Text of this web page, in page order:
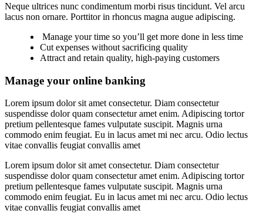
Neque ultrices nunc condimentum morbi risus tincidunt. Vel arcu
lacus non ornare. Porttitor in rhoncus magna augue adipiscing.
Manage your time so you’ll get more done in less time
Cut expenses without sacrificing quality
Attract and retain quality, high-paying customers
Manage your online banking
Lorem ipsum dolor sit amet consectetur. Diam consectetur
suspendisse dolor quam consectetur amet enim. Adipiscing tortor
pretium pellentesque fames vulputate suscipit. Magnis urna
commodo enim feugiat. Eu in lacus amet mi nec arcu. Odio lectus
vitae convallis feugiat convallis amet
Lorem ipsum dolor sit amet consectetur. Diam consectetur
suspendisse dolor quam consectetur amet enim. Adipiscing tortor
pretium pellentesque fames vulputate suscipit. Magnis urna
commodo enim feugiat. Eu in lacus amet mi nec arcu. Odio lectus
vitae convallis feugiat convallis amet